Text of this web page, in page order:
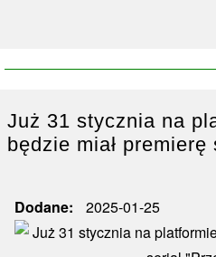
Menu
poziome
Już 31 stycznia na
będzie miał
Dodane 2025-01-25